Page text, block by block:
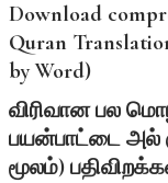
Download
Quran
by Word)
விரிவானபல
பயன்பாட்டை அல்
மூலம்)